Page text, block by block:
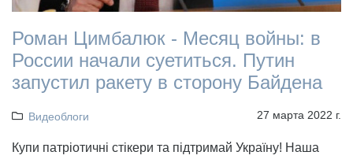
Роман Цимбалюк - Месяц войны: в
России начали суетиться. Путин
запустил ракету в сторону Байдена
Видеоблоги 27 марта 2022 г.
Купи патріотичні стікери та підтримай Україну! Наша